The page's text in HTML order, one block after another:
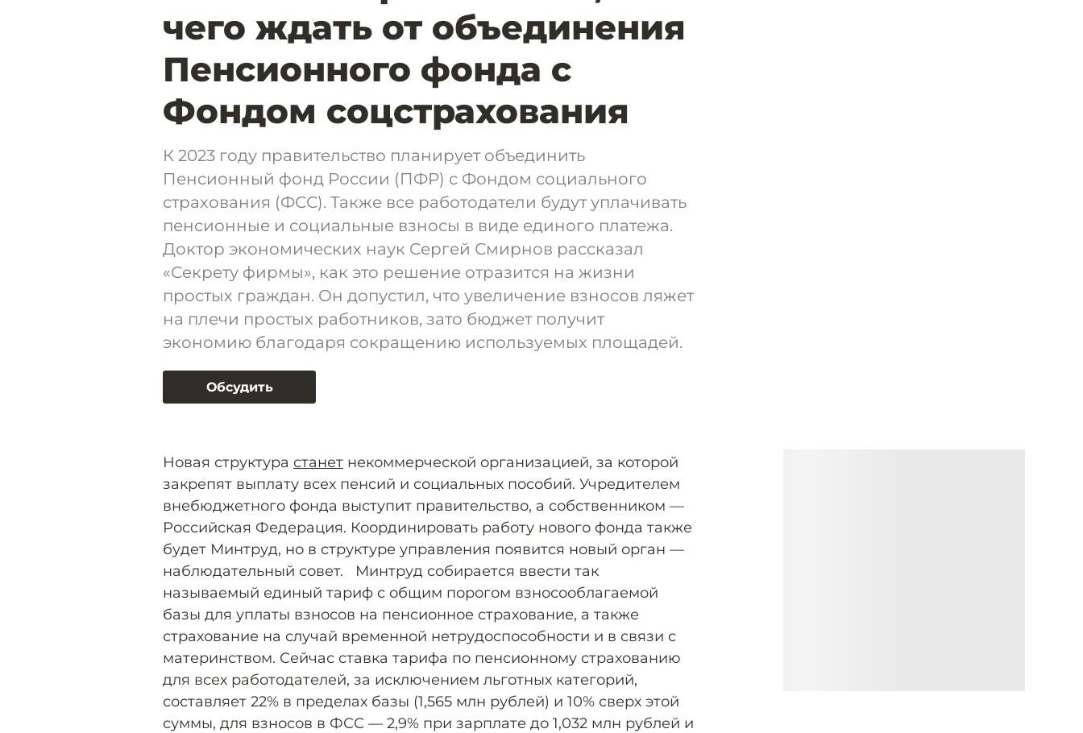
чего ждать от объединения
Пенсионного фонда с
Фондом соцстрахования
К 2023 году правительство планирует объединить
Пенсионный фонд России (ПФР) с Фондом социального
страхования (ФСС). Также все работодатели будут уплачивать
пенсионные и социальные взносы в виде единого платежа.
Доктор экономических наук Сергей Смирнов рассказал
«Секрету фирмы», как это решение отразится на жизни
простых граждан. Он допустил, что увеличение взносов ляжет
на плечи простых работников, зато бюджет получит
экономию благодаря сокращению используемых площадей.
Обсудить
Новая структура станет некоммерческой организацией, за которой
закрепят выплату всех пенсий и социальных пособий. Учредителем
внебюджетного фонда выступит правительство, а собственником —
Российская Федерация. Координировать работу нового фонда также
будет Минтруд, но в структуре управления появится новый орган —
наблюдательный совет. Минтруд собирается ввести так
называемый единый тариф с общим порогом взносооблагаемой
базы для уплаты взносов на пенсионное страхование, а также
страхование на случай временной нетрудоспособности и в связи с
материнством. Сейчас ставка тарифа по пенсионному страхованию
для всех работодателей, за исключением льготных категорий,
составляет 22% в пределах базы (1,565 млн рублей) и 10% сверх этой
суммы, для взносов в ФСС — 2,9% при зарплате до 1,032 млн рублей и